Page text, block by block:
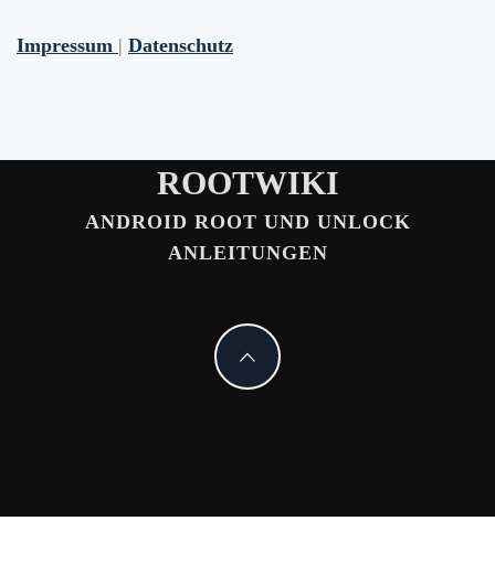
Impressum | Datenschutz
ROOTWIKI
ANDROID ROOT UND UNLOCK
ANLEITUNGEN